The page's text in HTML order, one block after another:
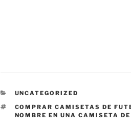
CATEGORÍAS
UNCATEGORIZED
ETIQUETAS
COMPRAR CAMISETAS DE
NOMBRE EN UNA CAMISETA